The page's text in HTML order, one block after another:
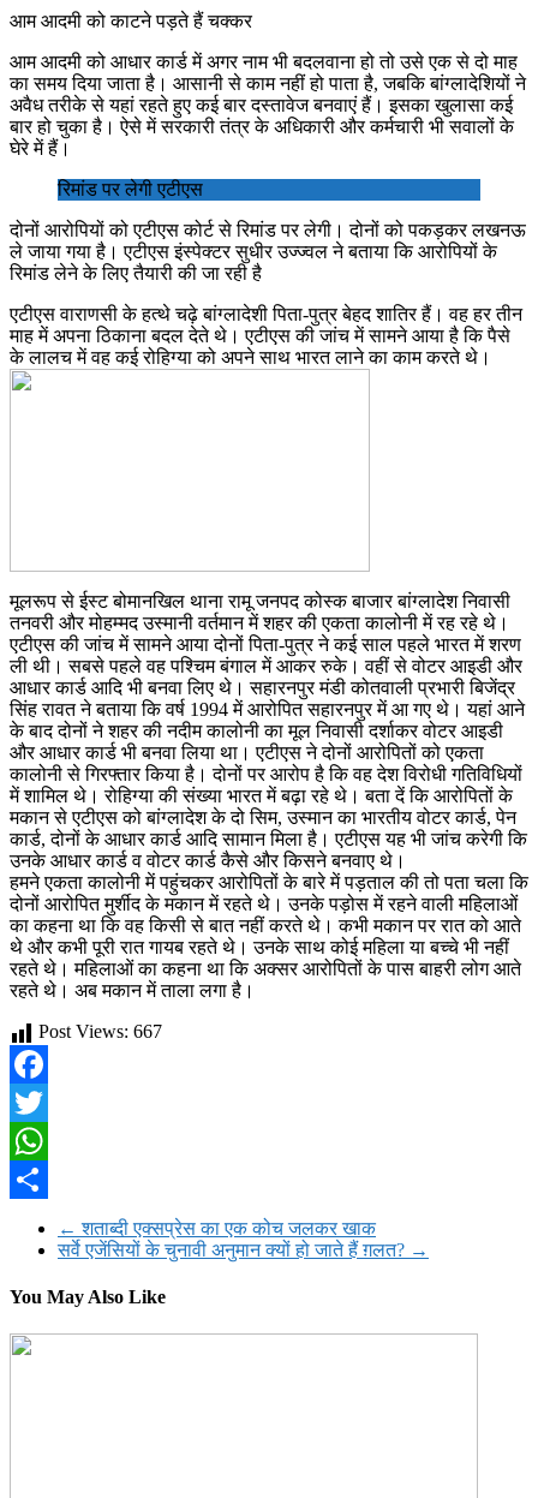
आम आदमी को काटने पड़ते हैं चक्कर
आम आदमी को आधार कार्ड में अगर नाम भी बदलवाना हो तो उसे एक से दो माह
का समय दिया जाता है। आसानी से काम नहीं हो पाता है, जबकि बांग्लादेशियों ने
अवैध तरीके से यहां रहते हुए कई बार दस्तावेज बनवाएं हैं। इसका खुलासा कई
बार हो चुका है। ऐसे में सरकारी तंत्र के अधिकारी और कर्मचारी भी सवालों के
घेरे में हैं।
रिमांड पर लेगी एटीएस
दोनों आरोपियों को एटीएस कोर्ट से रिमांड पर लेगी। दोनों को पकड़कर लखनऊ
ले जाया गया है। एटीएस इंस्पेक्टर सुधीर उज्ज्वल ने बताया कि आरोपियों के
रिमांड लेने के लिए तैयारी की जा रही है
एटीएस वाराणसी के हत्थे चढ़े बांग्लादेशी पिता-पुत्र बेहद शातिर हैं। वह हर तीन
माह में अपना ठिकाना बदल देते थे। एटीएस की जांच में सामने आया है कि पैसे
के लालच में वह कई रोहिग्या को अपने साथ भारत लाने का काम करते थे।
मूलरूप से ईस्ट बोमानखिल थाना रामू जनपद कोस्क बाजार बांग्लादेश निवासी
तनवरी और मोहम्मद उस्मानी वर्तमान में शहर की एकता कालोनी में रह रहे थे।
एटीएस की जांच में सामने आया दोनों पिता-पुत्र ने कई साल पहले भारत में शरण
ली थी। सबसे पहले वह पश्चिम बंगाल में आकर रुके। वहीं से वोटर आइडी और
आधार कार्ड आदि भी बनवा लिए थे। सहारनपुर मंडी कोतवाली प्रभारी बिजेंद्र
सिंह रावत ने बताया कि वर्ष 1994 में आरोपित सहारनपुर में आ गए थे। यहां आने
के बाद दोनों ने शहर की नदीम कालोनी का मूल निवासी दर्शाकर वोटर आइडी
और आधार कार्ड भी बनवा लिया था। एटीएस ने दोनों आरोपितों को एकता
कालोनी से गिरफ्तार किया है। दोनों पर आरोप है कि वह देश विरोधी गतिविधियों
में शामिल थे। रोहिग्या की संख्या भारत में बढ़ा रहे थे। बता दें कि आरोपितों के
मकान से एटीएस को बांग्लादेश के दो सिम, उस्मान का भारतीय वोटर कार्ड, पेन
कार्ड, दोनों के आधार कार्ड आदि सामान मिला है। एटीएस यह भी जांच करेगी कि
उनके आधार कार्ड व वोटर कार्ड कैसे और किसने बनवाए थे।
हमने एकता कालोनी में पहुंचकर आरोपितों के बारे में पड़ताल की तो पता चला कि
दोनों आरोपित मुर्शीद के मकान में रहते थे। उनके पड़ोस में रहने वाली महिलाओं
का कहना था कि वह किसी से बात नहीं करते थे। कभी मकान पर रात को आते
थे और कभी पूरी रात गायब रहते थे। उनके साथ कोई महिला या बच्चे भी नहीं
रहते थे। महिलाओं का कहना था कि अक्सर आरोपितों के पास बाहरी लोग आते
रहते थे। अब मकान में ताला लगा है।
Post Views: 667
Facebook
Twitter
WhatsApp
← शताब्दी एक्सप्रेस का एक कोच जलकर खाक
सर्वे एजेंसियों के चुनावी अनुमान क्यों हो जाते हैं ग़लत? →
You May Also Like